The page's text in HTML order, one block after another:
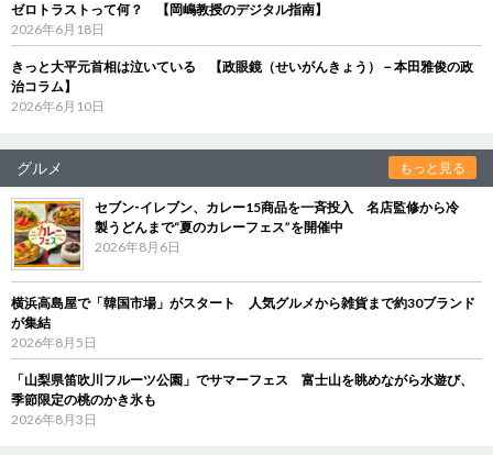
ゼロトラストって何？ 【岡嶋教授のデジタル指南】
2026年6月18日
きっと大平元首相は泣いている 【政眼鏡（せいがんきょう）－本田雅俊の政
治コラム】
2026年6月10日
グルメ もっと見る
セブン‐イレブン、カレー15商品を一斉投入 名店監修から冷
製うどんまで“夏のカレーフェス”を開催中
2026年8月6日
横浜高島屋で「韓国市場」がスタート 人気グルメから雑貨まで約30ブランド
が集結
2026年8月5日
「山梨県笛吹川フルーツ公園」でサマーフェス 富士山を眺めながら水遊び、
季節限定の桃のかき氷も
2026年8月3日